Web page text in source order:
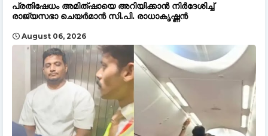
പ്രതിഷേധം അമിത്ഷായെ അറിയിക്കാൻ നിർദേശിച്ച്
രാജ്യസഭാ ചെയർമാൻ സി.പി. രാധാകൃഷ്ണൻ
August 06, 2026